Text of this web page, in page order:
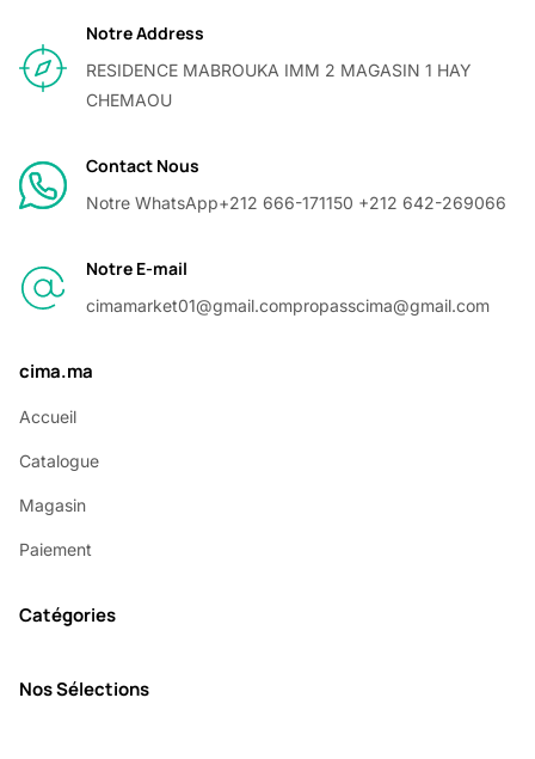
Notre Address
RESIDENCE MABROUKA IMM 2 MAGASIN 1 HAY
CHEMAOU
Contact Nous
Notre WhatsApp+212 666-171150 +212 642-269066
Notre E-mail
cimamarket01@gmail.compropasscima@gmail.com
cima.ma
Accueil
Catalogue
Magasin
Paiement
Catégories
Nos Sélections